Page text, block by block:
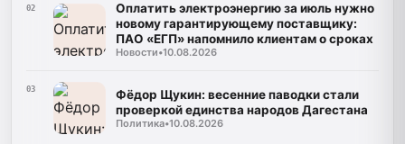
02
Оплатить электроэнергию за июль нужно
новому гарантирующему поставщику:
ПАО «ЕГП» напомнило клиентам о сроках
Новости•10.08.2026
03
Фёдор Щукин: весенние паводки стали
проверкой единства народов Дагестана
Политика•10.08.2026